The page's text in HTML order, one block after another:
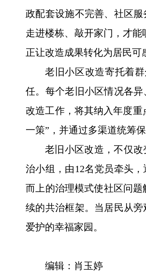
政配套设施不完善、社区
走进楼栋、敲开家门，才能
正让改造成果转化为居民
老旧小区改造寄托着
任。每个老旧小区情况各
改造工作，将其纳入年度
一策”，并通过多渠道统筹
老旧小区改造，不仅
治小组，由12名党员牵头
而上的治理模式使社区问
续的共治框架。当居民从
爱护的幸福家园。
编辑：肖玉婷